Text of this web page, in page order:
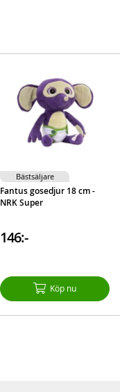
Fantus gosedjur 18 cm -
NRK Super
146:-
Köp nu
Bästsäljare